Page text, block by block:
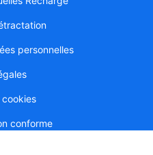
personnelles
conforme